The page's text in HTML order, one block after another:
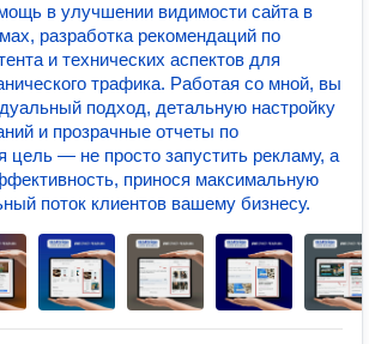
в улучшении видимости сайта в
разработка рекомендаций по
и технических аспектов для
трафика. Работая со мной, вы
подход, детальную настройку
и прозрачные отчеты по
цель — не просто запустить рекламу, а
принося максимальную
поток клиентов вашему бизнесу.